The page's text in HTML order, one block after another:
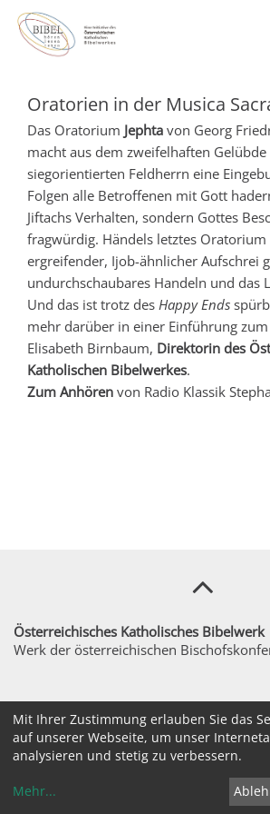
Oratorien in der Musica
Das Oratorium Jephta von Georg
macht aus dem zweifelhaften Gelübde
siegorientierten Feldherrn eine
Folgen alle Betroffenen mit Gott
Jiftachs Verhalten, sondern Gottes
fragwürdig. Händels letztes
ergreifender, Ijob-ähnlicher Aufschrei
undurchschaubares Handeln und das
Und das ist trotz des Happy Ends
mehr darüber in einer Einführung
Elisabeth Birnbaum, Direktorin des
Katholischen Bibelwerkes.
Zum Anhören von Radio Klassik
Österreichisches Katholisches Bibelwerk
Werk der österreichischen
sekretariat@bibelwerk.at
+43 / 1 / 516111560
Bräunerstraße 3/1. Stock, 1010 Wien
Mit Ihrer Zustimmung erlauben Sie das
auf unserer Webseite, um unser
analysieren und stetig zu verbessern.
Mehr...